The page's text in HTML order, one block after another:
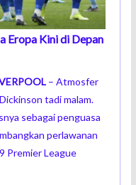
Eropa Kini di Depan
– Atmosfer
tadi malam.
sebagai penguasa
perlawanan
Premier League